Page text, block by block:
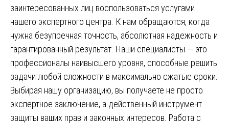
заинтересованных лиц воспользоваться услугами
нашего экспертного центра. К нам обращаются, когда
нужна безупречная точность, абсолютная надежность и
гарантированный результат. Наши специалисты — это
профессионалы наивысшего уровня, способные решить
задачи любой сложности в максимально сжатые сроки.
Выбирая нашу организацию, вы получаете не просто
экспертное заключение, а действенный инструмент
защиты ваших прав и законных интересов. Работа с